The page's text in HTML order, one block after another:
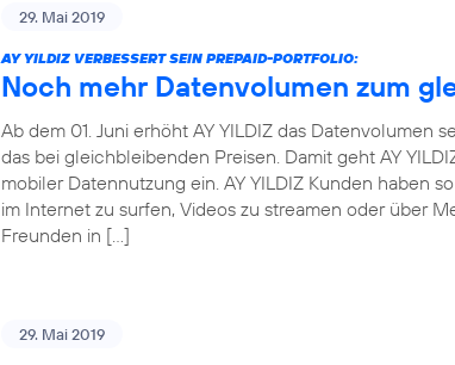
29. Mai 2019
AY YILDIZ VERBESSERT SEIN PREPAID-PORTFOLIO:
Noch mehr Datenvolumen zum
Ab dem 01. Juni erhöht AY YILDIZ das Datenvolumen
das bei gleichbleibenden Preisen. Damit geht AY
mobiler Datennutzung ein. AY YILDIZ Kunden haben
im Internet zu surfen, Videos zu streamen oder über
Freunden in […]
29. Mai 2019